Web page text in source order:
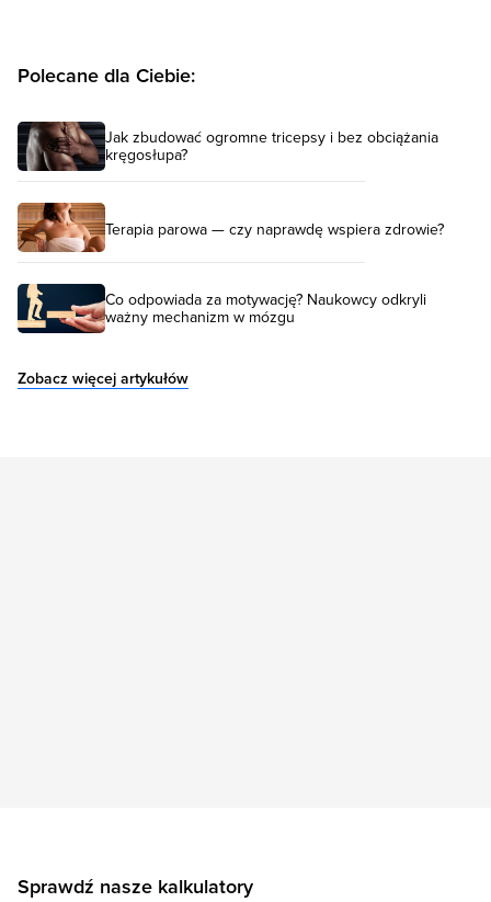
Polecane dla Ciebie:
Jak zbudować ogromne tricepsy i bez obciążania
kręgosłupa?
Terapia parowa — czy naprawdę wspiera zdrowie?
Co odpowiada za motywację? Naukowcy odkryli
ważny mechanizm w mózgu
Zobacz więcej artykułów
Sprawdź nasze kalkulatory